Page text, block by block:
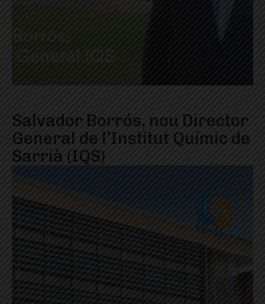
Salvador Borrós, nou Director
General de l’Institut Químic de
Sarrià (IQS)